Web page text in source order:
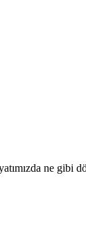
ne gibi